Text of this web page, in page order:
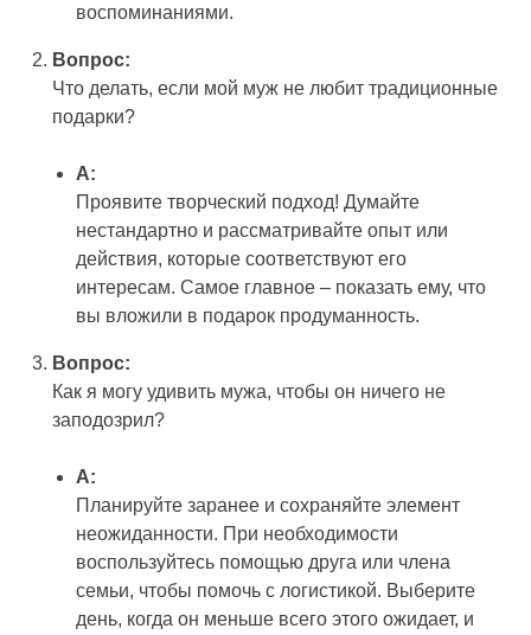
воспоминаниями.
Вопрос:
Что делать, если мой муж не любит традиционные
подарки?
А:
Проявите творческий подход! Думайте
нестандартно и рассматривайте опыт или
действия, которые соответствуют его
интересам. Самое главное – показать ему, что
вы вложили в подарок продуманность.
Вопрос:
Как я могу удивить мужа, чтобы он ничего не
заподозрил?
А:
Планируйте заранее и сохраняйте элемент
неожиданности. При необходимости
воспользуйтесь помощью друга или члена
семьи, чтобы помочь с логистикой. Выберите
день, когда он меньше всего этого ожидает, и